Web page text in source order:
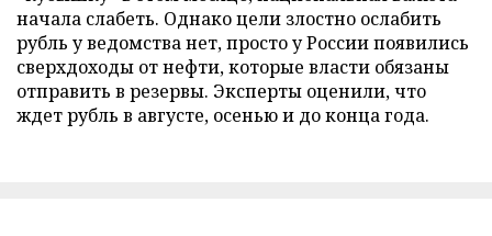
начала слабеть. Однако цели злостно ослабить
рубль у ведомства нет, просто у России появились
сверхдоходы от нефти, которые власти обязаны
отправить в резервы. Эксперты оценили, что
ждет рубль в августе, осенью и до конца года.